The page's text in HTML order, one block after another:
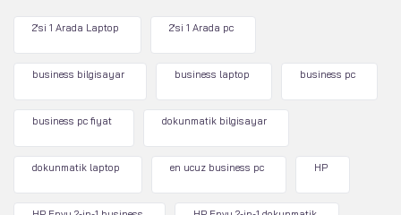
2'si 1 Arada Laptop 2'si 1 Arada pc
business bilgisayar business laptop business pc
business pc fiyat dokunmatik bilgisayar
dokunmatik laptop en ucuz business pc HP